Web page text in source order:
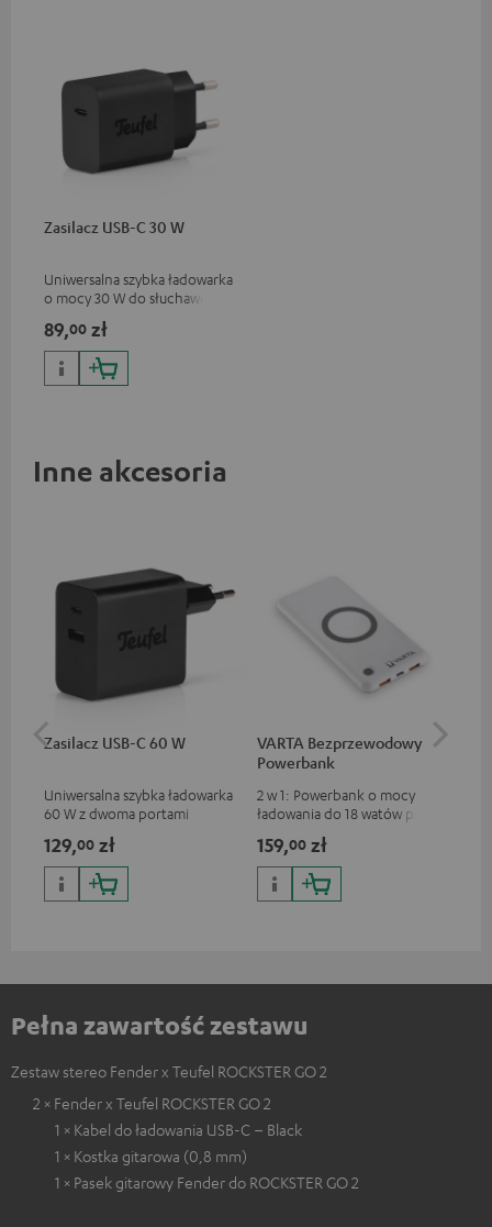
Zasilacz USB-C 30 W
Uniwersalna szybka ładowarka
o mocy 30 W do słuchawek i
także iPhone'ów marki Apple,
smartfonów z systemem
Android, tabletów i urządzeń
ze złączem USB-C
89,00 zł
Inne akcesoria
Zasilacz USB-C 60 W
Uniwersalna szybka ładowarka
60 W z dwoma portami
/ USB 7,5 W) do słuchawek i
urządzeń przenośnych, a
także laptopów i innych
urządzeń o napięciu
129,00 zł
VARTA Bezprzewodowy
Powerbank
2 w 1: Powerbank o mocy
ładowania do 18 watów przez
ładowarka o mocy ładowania
do 10 watów
159,00 zł
Pełna zawartość zestawu
Zestaw stereo Fender x Teufel ROCKSTER GO 2
2 × Fender x Teufel ROCKSTER GO 2
1 × Kabel do ładowania USB-C – Black
1 × Kostka gitarowa (0,8 mm)
1 × Pasek gitarowy Fender do ROCKSTER GO 2